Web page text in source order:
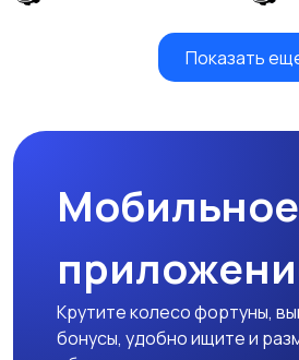
Показать
Мобильное
Крутите колесо фортуны,
бонусы, удобно ищите и